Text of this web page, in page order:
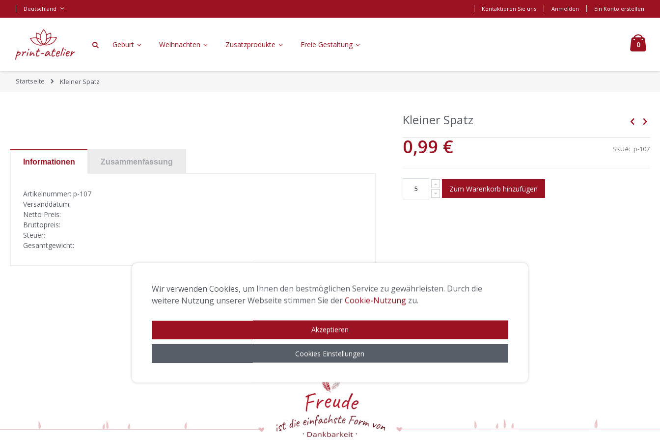
Zum
Inhalt
Sprache
Deutschland Kontaktieren Sie uns Anmelden Ein Konto erstellen
0
Geburt Weihnachten Zusatzprodukte Freie Gestaltung
Startseite Kleiner Spatz
springen
springen
Informationen
Artikelnummer: p-107
Versanddatum:
Netto Preis:
Bruttopreis:
Steuer:
Gesamtgewicht:
Zusammenfassung
Kleiner Spatz
0,99 € SKU p-107
Zum Warenkorb hinzufügen
Wir verwenden Cookies, um Ihnen den bestmöglichen Service zu gewährleisten. Durch die
weitere Nutzung unserer Webseite stimmen Sie derCookie-Nutzungzu.
Akzeptieren
Cookies Einstellungen